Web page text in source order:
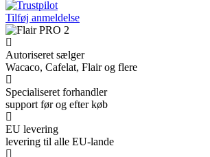
Tilføj anmeldelse
Autoriseret sælger
Wacaco, Cafelat, Flair og flere
Specialiseret forhandler
support før og efter køb
EU levering
levering til alle EU-lande